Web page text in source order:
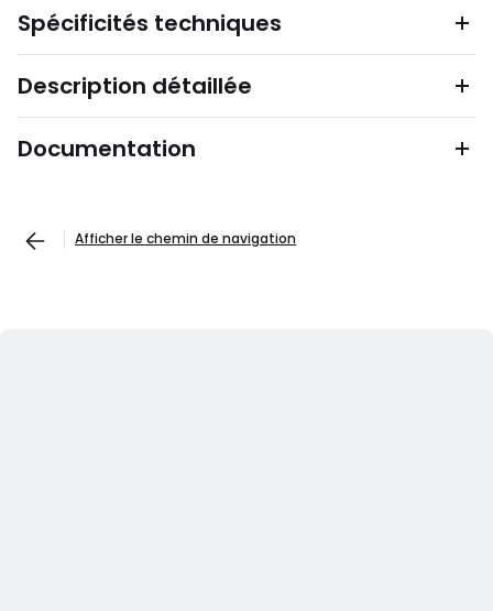
Spécificités techniques
Description détaillée
Documentation
Afficher le chemin de navigation